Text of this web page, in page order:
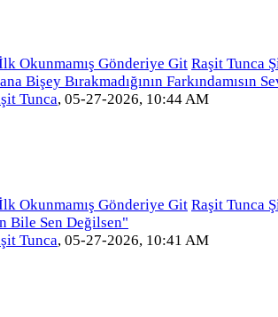
Raşit Tunca
Bişey Bırakmadığının Farkındamısın
Tunca, 05-27-2026, 10:44 AM
Raşit Tunca
Bile Sen Değilsen"
Tunca, 05-27-2026, 10:41 AM